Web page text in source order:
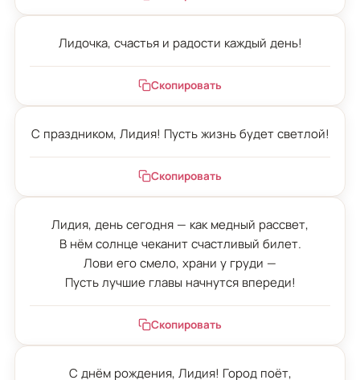
Лидочка, счастья и радости каждый день!
Скопировать
С праздником, Лидия! Пусть жизнь будет светлой!
Скопировать
Лидия, день сегодня — как медный рассвет,
В нём солнце чеканит счастливый билет.
Лови его смело, храни у груди —
Пусть лучшие главы начнутся впереди!
Скопировать
С днём рождения, Лидия! Город поёт,